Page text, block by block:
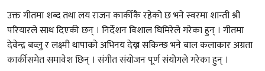
उक्त गीतमा शब्द तथा लयराजन कार्कीकै रहेको छ भने स्वरमाशान्ती श्री
परियारले साथ दिएकी छन् । निर्देशनविशाल घिमिरेले गरेका हुन् । गीतमा
देवेन्द्र बव्लुरलक्ष्मी थापाको अभिनय देख्न सकिन्छ भने बाल कलाकारअग्रता
कार्कीसमेत समावेश छिन् । संगीत संयोजनपूर्ण संयोगले गरेका हुन् ।